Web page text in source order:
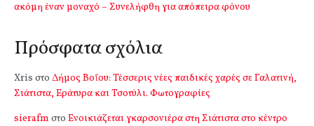
ακόμη έναν μοναχό – Συνελήφθη για απόπειρα φόνου
Πρόσφατα σχόλια
Xris στο Δήμος Βοΐου: Τέσσερις νέες παιδικές χαρές σε Γαλατινή,
Σιάτιστα, Εράτυρα και Τσοτύλι. Φωτογραφίες
sierafm στο Ενοικιάζεται γκαρσονιέρα στη Σιάτιστα στο κέντρο